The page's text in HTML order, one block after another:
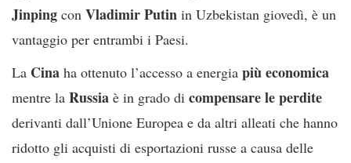
Jinping con VladimirPutin in Uzbekistan giovedì, è un
vantaggio per entrambi i Paesi.
La Cina ha ottenuto l’accesso a energia più economica
mentre la Russia è in grado di compensare le perdite
derivanti dall’Unione Europea e da altri alleati che hanno
ridotto gli acquisti di esportazioni russe a causa delle